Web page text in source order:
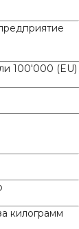
100'000 (EU)
килограмм